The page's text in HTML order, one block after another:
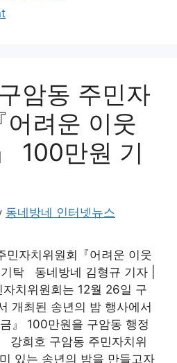
암동 주민자
어려운 이웃
100만원 기
동네방네 인터넷뉴스
자치위원회『어려운 이웃
탁 동네방네 김형규 기자 |
치위원회는 12월 26일 구
개최된 송년의 밤 행사에서
』 100만원을 구암동 행정
강희호 구암동 주민자치위
있는 송년의 밤을 만들고자